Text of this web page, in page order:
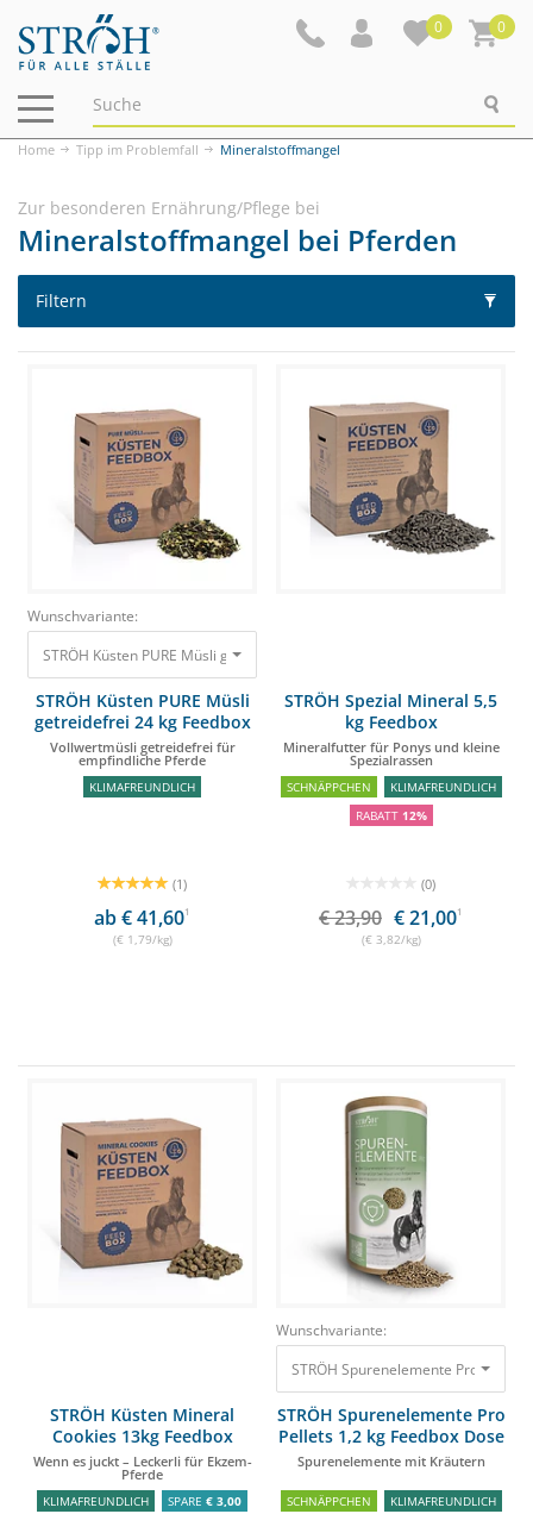
0 0
Navigation
ein-/ausblenden
Home Tipp im Problemfall Mineralstoffmangel
Zur besonderen Ernährung/Pflege bei
Mineralstoffmangel bei Pferden
Filtern
Wunschvariante:
STRÖH Küsten PURE Müsli getreidefrei 24 kg Feedbox Vollwertmüsli
STRÖH Küsten PURE Müsli
getreidefrei 24 kg Feedbox
Vollwertmüsli getreidefrei für
empfindliche Pferde
KLIMAFREUNDLICH
(1)
ab € 41,601
(€ 1,79/kg)
STRÖH Spezial Mineral 5,5
kg Feedbox
Mineralfutter für Ponys und kleine
Spezialrassen
SCHNÄPPCHEN
KLIMAFREUNDLICH
RABATT 12%
(0)
€ 23,90 € 21,001
(€ 3,82/kg)
STRÖH Küsten Mineral
Cookies 13kg Feedbox
Wenn es juckt – Leckerli für Ekzem-
Pferde
KLIMAFREUNDLICH SPARE € 3,00
Wunschvariante:
STRÖH Spurenelemente Pro
STRÖH Spurenelemente Pro
Pellets 1,2 kg Feedbox Dose
Spurenelemente mit Kräutern
SCHNÄPPCHEN
KLIMAFREUNDLICH